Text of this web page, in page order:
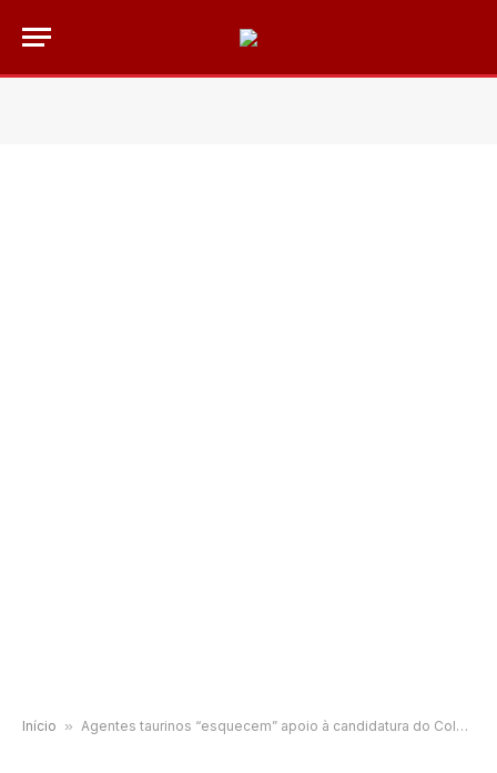
Início » Agentes taurinos “esquecem” apoio à candidatura do Colete Encarnado a Património Cultural